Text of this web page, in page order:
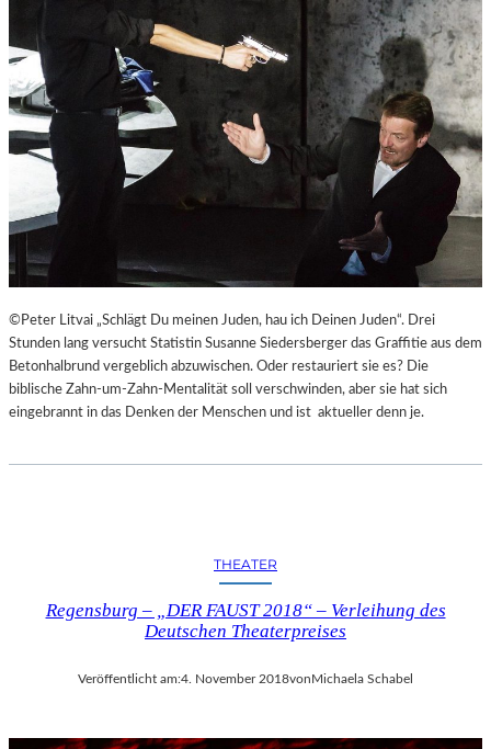
©Peter Litvai „Schlägt Du meinen Juden, hau ich Deinen Juden“. Drei
Stunden lang versucht Statistin Susanne Siedersberger das Graffitie aus dem
Betonhalbrund vergeblich abzuwischen. Oder restauriert sie es? Die
biblische Zahn-um-Zahn-Mentalität soll verschwinden, aber sie hat sich
eingebrannt in das Denken der Menschen und ist aktueller denn je.
THEATER
Regensburg – „DER FAUST 2018“ – Verleihung des
Deutschen Theaterpreises
Veröffentlicht am:4. November 2018von Michaela Schabel